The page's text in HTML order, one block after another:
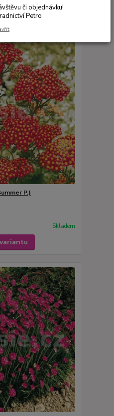
z 6další
P.)
Skladem
či objednávku!
Petro